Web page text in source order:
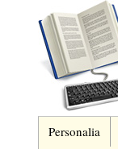
Personalia